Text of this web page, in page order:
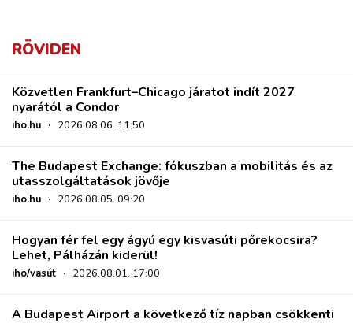
RÖVIDEN
Közvetlen Frankfurt–Chicago járatot indít 2027
nyarától a Condor
iho.hu · 2026.08.06. 11:50
The Budapest Exchange: fókuszban a mobilitás és az
utasszolgáltatások jövője
iho.hu · 2026.08.05. 09:20
Hogyan fér fel egy ágyú egy kisvasúti pőrekocsira?
Lehet, Pálházán kiderül!
iho/vasút · 2026.08.01. 17:00
A Budapest Airport a következő tíz napban csökkenti